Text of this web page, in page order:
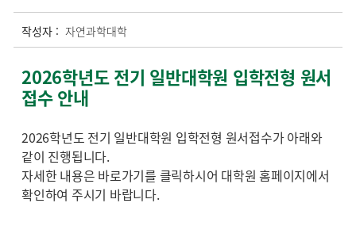
작성자 : 자연과학대학
2026학년도 전기 일반대학원 입학전형 원서
접수 안내
2026학년도 전기 일반대학원 입학전형 원서접수가 아래와
같이 진행됩니다.
자세한 내용은 바로가기를 클릭하시어 대학원 홈페이지에서
확인하여 주시기 바랍니다.